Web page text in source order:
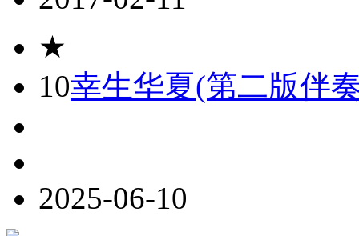
★
10幸生华夏(第二版伴
2025-06-10